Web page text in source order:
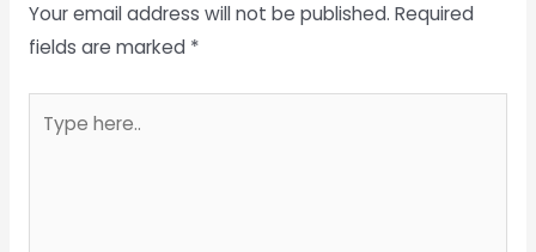
Your email address will not be published. Required
fields are marked *
here..